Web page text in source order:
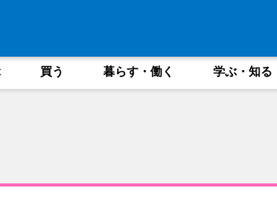
買う 暮らす・働く 学ぶ・知る